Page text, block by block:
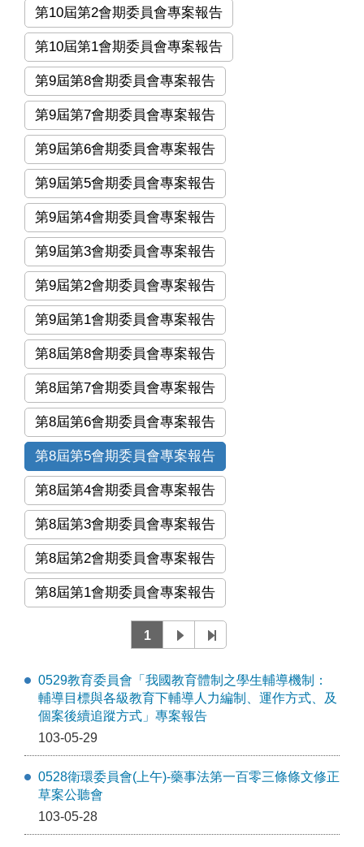
第10屆第2會期委員會專案報告
第10屆第1會期委員會專案報告
第9屆第8會期委員會專案報告
第9屆第7會期委員會專案報告
第9屆第6會期委員會專案報告
第9屆第5會期委員會專案報告
第9屆第4會期委員會專案報告
第9屆第3會期委員會專案報告
第9屆第2會期委員會專案報告
第9屆第1會期委員會專案報告
第8屆第8會期委員會專案報告
第8屆第7會期委員會專案報告
第8屆第6會期委員會專案報告
第8屆第5會期委員會專案報告
第8屆第4會期委員會專案報告
第8屆第3會期委員會專案報告
第8屆第2會期委員會專案報告
第8屆第1會期委員會專案報告
1
0529教育委員會「我國教育體制之學生輔導機制：
輔導目標與各級教育下輔導人力編制、運作方式、及
個案後續追蹤方式」專案報告
103-05-29
0528衛環委員會(上午)-藥事法第一百零三條條文修正
草案公聽會
103-05-28